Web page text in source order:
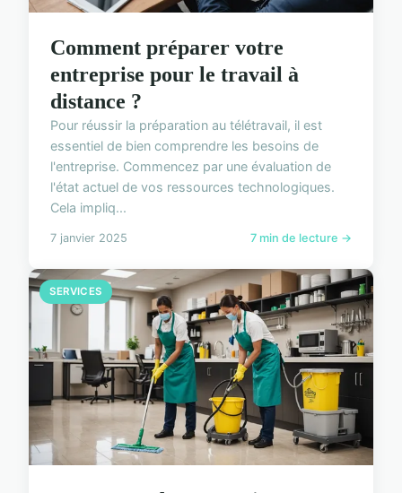
Comment préparer votre
entreprise pour le travail à
distance ?
Pour réussir la préparation au télétravail, il est
essentiel de bien comprendre les besoins de
l'entreprise. Commencez par une évaluation de
l'état actuel de vos ressources technologiques.
Cela impliq...
7 janvier 2025 7 min de lecture →
SERVICES